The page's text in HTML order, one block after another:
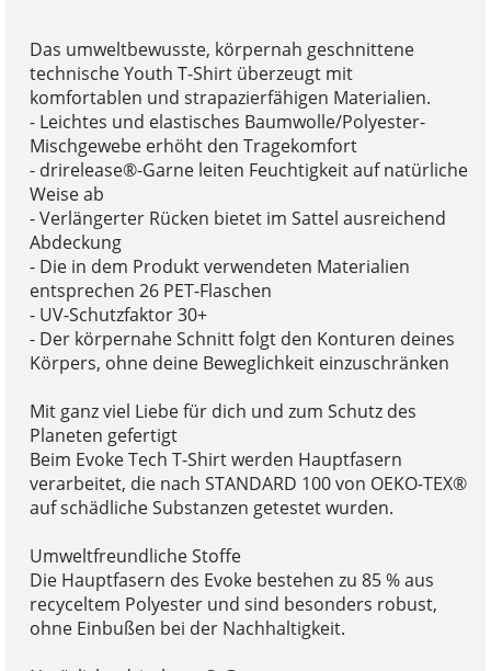
Das umweltbewusste, körpernah geschnittene
technische Youth T-Shirt überzeugt mit
komfortablen und strapazierfähigen Materialien.
- Leichtes und elastisches Baumwolle/Polyester-
Mischgewebe erhöht den Tragekomfort
- drirelease®-Garne leiten Feuchtigkeit auf natürliche
Weise ab
- Verlängerter Rücken bietet im Sattel ausreichend
Abdeckung
- Die in dem Produkt verwendeten Materialien
entsprechen 26 PET-Flaschen
- UV-Schutzfaktor 30+
- Der körpernahe Schnitt folgt den Konturen deines
Körpers, ohne deine Beweglichkeit einzuschränken
Mit ganz viel Liebe für dich und zum Schutz des
Planeten gefertigt
Beim Evoke Tech T-Shirt werden Hauptfasern
verarbeitet, die nach STANDARD 100 von OEKO-TEX®
auf schädliche Substanzen getestet wurden.
Umweltfreundliche Stoffe
Die Hauptfasern des Evoke bestehen zu 85 % aus
recyceltem Polyester und sind besonders robust,
ohne Einbußen bei der Nachhaltigkeit.